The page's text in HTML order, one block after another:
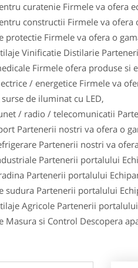
curatenie Firmele va ofera
constructii Firmele va
protectie Firmele va ofera o
Vinificatie Distilarie
Firmele ofera produse
/ energetice Firmele va
de iluminat cu LED,
/ radio / telecomunicatii
Partenerii nostri va ofera o
Partenerii nostri va
Partenerii portalului
Partenerii portalului
sudura Partenerii portalului
Agricole Partenerii
Masura si Control Descopera